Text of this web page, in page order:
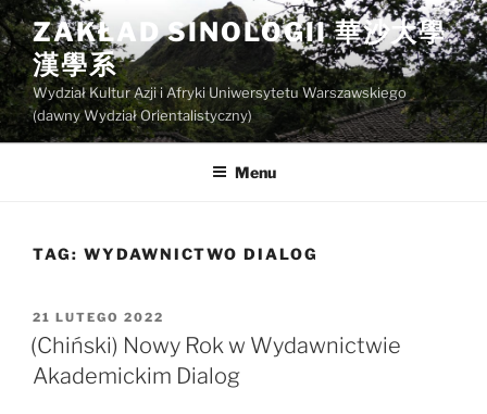
Przejdź
do
treści
ZAKŁAD SINOLOGII 華沙大學
漢學系
Wydział Kultur Azji i Afryki Uniwersytetu Warszawskiego
(dawny Wydział Orientalistyczny)
Menu
TAG: WYDAWNICTWO DIALOG
OPUBLIKOWANE
W
21 LUTEGO 2022
(Chiński) Nowy Rok w Wydawnictwie
Akademickim Dialog